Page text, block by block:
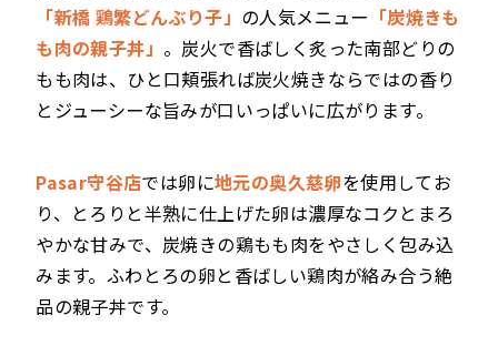
「新橋 鶏繁どんぶり子」 の人気メニュー 「炭焼きも
も肉の親子丼」 。炭火で香ばしく炙った南部どりの
もも肉は、ひと口頬張れば炭火焼きならではの香り
とジューシーな旨みが口いっぱいに広がります。
Pasar守谷店では卵に地元の奥久慈卵を使用してお
り、とろりと半熟に仕上げた卵は濃厚なコクとまろ
やかな甘みで、炭焼きの鶏もも肉をやさしく包み込
みます。ふわとろの卵と香ばしい鶏肉が絡み合う絶
品の親子丼です。